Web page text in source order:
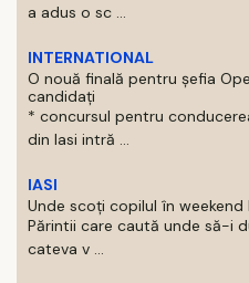
a adus o sc ...
INTERNATIONAL
O nouă finală pentru șefia
candidați
* concursul pentru
din Iasi intră ...
IASI
Unde scoți copilul în weekend
Părintii care caută unde să-i
cateva v ...